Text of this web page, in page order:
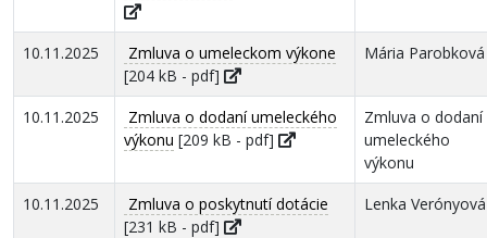
10.11.2025
Zmluva o umeleckom výkone
[204 kB - pdf]
Mária Parobková
10.11.2025
Zmluva o dodaní umeleckého
výkonu [209 kB - pdf]
Zmluva o dodaní
umeleckého
výkonu
10.11.2025
Zmluva o poskytnutí dotácie
[231 kB - pdf]
Lenka Verónyová